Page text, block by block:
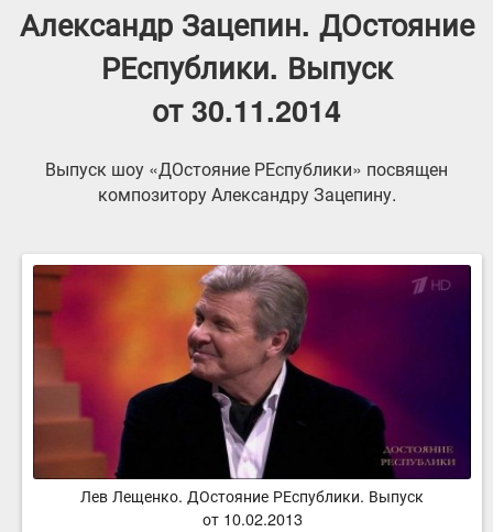
Александр Зацепин. ДОстояние
РЕспублики. Выпуск
от 30.11.2014
Выпуск шоу «ДОстояние РЕспублики» посвящен
композитору Александру Зацепину.
Лев Лещенко. ДОстояние РЕспублики. Выпуск
от 10.02.2013